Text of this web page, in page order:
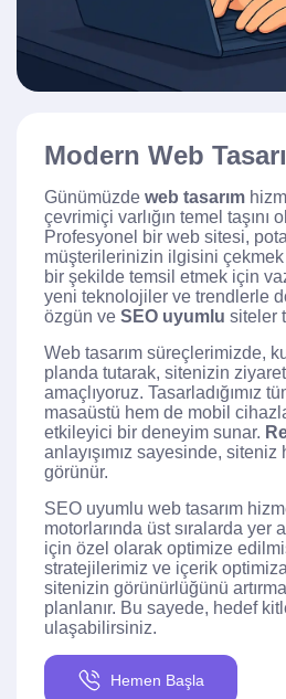
Modern Web
Günümüzde web tasarım
çevrimiçi varlığın temel taşını
Profesyonel bir web sitesi,
müşterilerinizin ilgisini çekmek
bir şekilde temsil etmek için
yeni teknolojiler ve trendlerle
özgün ve SEO uyumlu siteler
Web tasarım süreçlerimizde,
planda tutarak, sitenizin
amaçlıyoruz. Tasarladığımız
masaüstü hem de mobil
etkileyici bir deneyim sunar.
anlayışımız sayesinde,
görünür.
SEO uyumlu web tasarım
motorlarında üst sıralarda yer
için özel olarak optimize
stratejilerimiz ve içerik
sitenizin görünürlüğünü
planlanır. Bu sayede, hedef
ulaşabilirsiniz.
Hemen Başla